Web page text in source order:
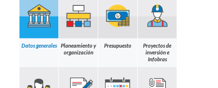
Datos generales
Planeamiento y
organización
Presupuesto
Proyectos de
inversión e
Infobras